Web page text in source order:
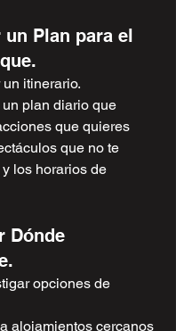
un Plan para el
itinerario.
plan diario que
que quieres
que no te
los horarios de
Dónde
opciones de
alojamientos cercanos